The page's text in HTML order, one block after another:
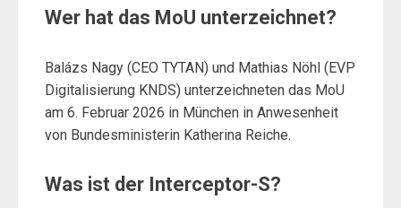
Wer hat das MoU unterzeichnet?
Balázs Nagy (CEO TYTAN) und Mathias Nöhl (EVP
Digitalisierung KNDS) unterzeichneten das MoU
am 6. Februar 2026 in München in Anwesenheit
von Bundesministerin Katherina Reiche.
Was ist der Interceptor-S?